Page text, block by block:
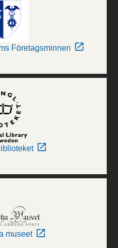
Företagsminnen
museet